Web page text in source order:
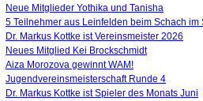
Neue Mitglieder Yothika und Tanisha
5 Teilnehmer aus Leinfelden beim Schach
Dr. Markus Kottke ist Vereinsmeister 2026
Neues Mitglied Kei Brockschmidt
Aiza Morozova gewinnt WAM!
Jugendvereinsmeisterschaft Runde 4
Dr. Markus Kottke ist Spieler des Monats Juni